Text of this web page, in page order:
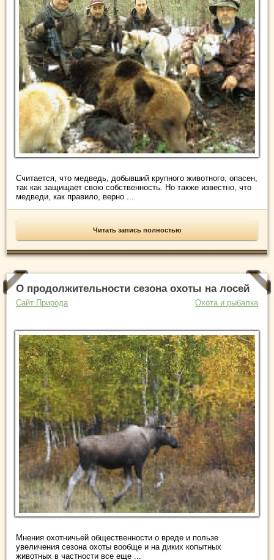
Считается, что медведь, добывший крупного животного, опасен,
так как защищает свою собственность. Но также известно, что
медведи, как правило, верно ...
Читать запись полностью
О продолжительности сезона охоты на лосей
Сайт Природа Охота и рыбалка
Мнения охотничьей общественности о вреде и пользе
увеличения сезона охоты вообще и на диких копытных
животных в частности все еще ...